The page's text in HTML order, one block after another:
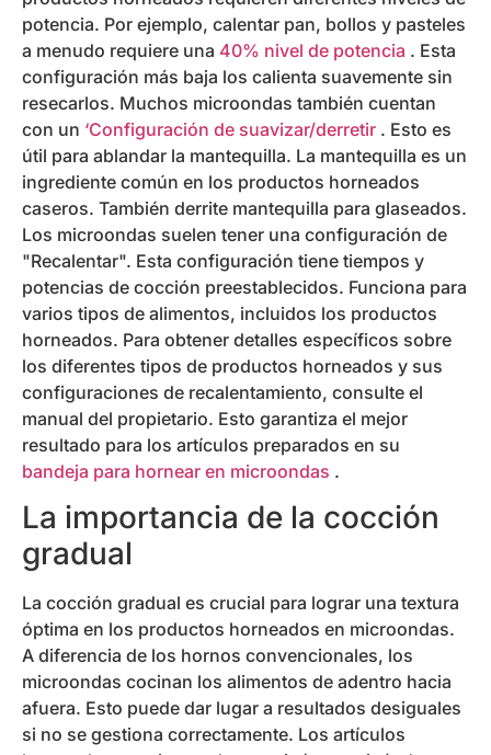
potencia. Por ejemplo, calentar pan, bollos y pasteles
a menudo requiere una 40% nivel de potencia . Esta
configuración más baja los calienta suavemente sin
resecarlos. Muchos microondas también cuentan
con un ‘Configuración de suavizar/derretir . Esto es
útil para ablandar la mantequilla. La mantequilla es un
ingrediente común en los productos horneados
caseros. También derrite mantequilla para glaseados.
Los microondas suelen tener una configuración de
"Recalentar". Esta configuración tiene tiempos y
potencias de cocción preestablecidos. Funciona para
varios tipos de alimentos, incluidos los productos
horneados. Para obtener detalles específicos sobre
los diferentes tipos de productos horneados y sus
configuraciones de recalentamiento, consulte el
manual del propietario. Esto garantiza el mejor
resultado para los artículos preparados en su
bandeja para hornear en microondas .
La importancia de la cocción
gradual
La cocción gradual es crucial para lograr una textura
óptima en los productos horneados en microondas.
A diferencia de los hornos convencionales, los
microondas cocinan los alimentos de adentro hacia
afuera. Esto puede dar lugar a resultados desiguales
si no se gestiona correctamente. Los artículos